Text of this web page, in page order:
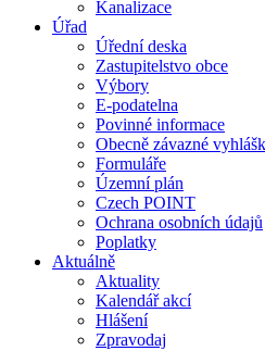
Kanalizace
Úřad
Úřední deska
Zastupitelstvo obce
Výbory
E-podatelna
Povinné informace
Obecně závazné
Formuláře
Územní plán
Czech POINT
Ochrana osobních údajů
Poplatky
Aktuálně
Aktuality
Kalendář akcí
Hlášení
Zpravodaj